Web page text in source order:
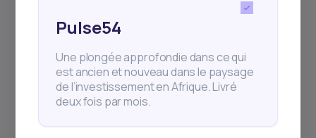
🌍 Et commencez à bâtir votre avenir
financier, un pas après l’autre.
africa Compound Interest Compounding
Pulse54
Une plongée approfondie dans ce qui
est ancien et nouveau dans le paysage
de l’investissement en Afrique. Livré
deux fois par mois.